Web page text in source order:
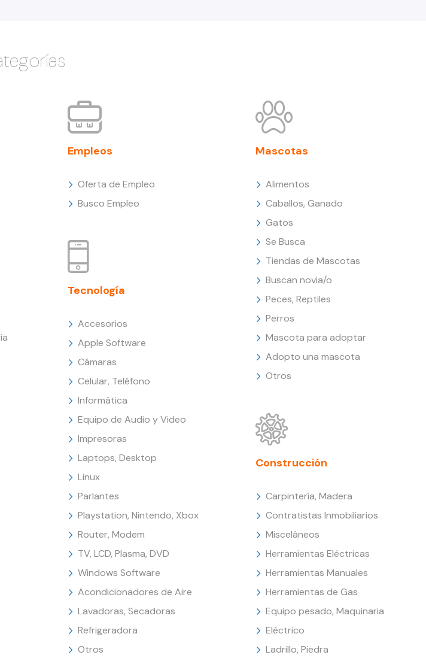
Empleos
Oferta de Empleo
Busco Empleo
Tecnología
Accesorios
Apple Software
Cámaras
Celular, Teléfono
Informática
Equipo de Audio y Video
Impresoras
Laptops, Desktop
Linux
Parlantes
Playstation, Nintendo, Xbox
Router, Modem
TV, LCD, Plasma, DVD
Windows Software
Acondicionadores de Aire
Lavadoras, Secadoras
Refrigeradora
Otros
Mascotas
Alimentos
Caballos, Ganado
Gatos
Se Busca
Tiendas de Mascotas
Buscan novia/o
Peces, Reptiles
Perros
Mascota para adoptar
Adopto una mascota
Otros
Construcción
Carpintería, Madera
Contratistas Inmobiliarios
Misceláneos
Herramientas Eléctricas
Herramientas Manuales
Herramientas de Gas
Equipo pesado, Maquinaria
Eléctrico
Ladrillo, Piedra